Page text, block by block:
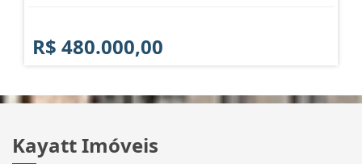
R$ 480.000,00
Kayatt Imóveis